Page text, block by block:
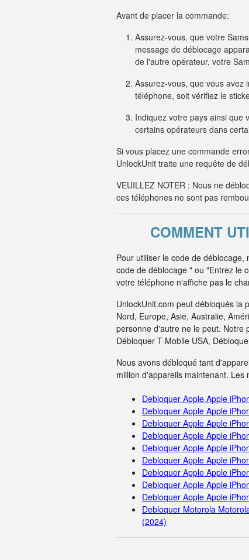
Avant de placer la commande:
Assurez-vous, que votre
message de déblocage
de l'autre opérateur, votre
Assurez-vous, que vous avez
téléphone, soit vérifiez le
Indiquez votre pays ainsi que
certains opérateurs dans
Si vous placez une commande
UnlockUnit traite une requête de
VEUILLEZ NOTER : Nous ne
ces téléphones ne sont pas
COMMENT
Pour utiliser le code de
code de déblocage " ou "Entrez le
votre téléphone n'affiche pas le
UnlockUnit.com peut débloqués la
Nord, Europe, Asie, Australie,
personne d'autre ne le peut. Notre
Débloquer T-Mobile USA,
Nous avons débloqué tant
million d'appareils maintenant.
Debloquer Apple Apple
Debloquer Apple Apple
Debloquer Apple Apple
Debloquer Apple Apple
Debloquer Apple Apple
Debloquer Apple Apple
Debloquer Apple Apple
Debloquer Apple Apple
Debloquer Apple Apple
Debloquer Motorola
(2024)